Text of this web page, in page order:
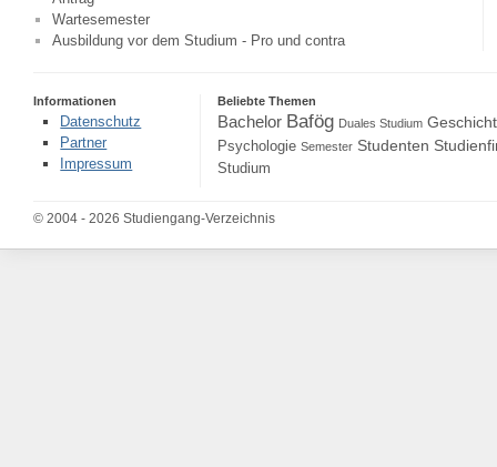
Wartesemester
Ausbildung vor dem Studium - Pro und contra
Informationen
Datenschutz
Partner
Impressum
Beliebte Themen
Bachelor Bafög Duales Studium
Psychologie Semester Studenten
Studium
© 2004 - 2026 Studiengang-Verzeichnis